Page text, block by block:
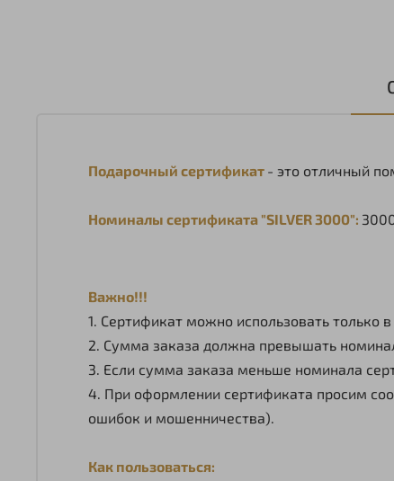
Подарочный сертификат - это отличный
Номиналы сертификата "SILVER 3000":
Важно!!!
1. Сертификат можно использовать только
2. Сумма заказа должна превышать
3. Если сумма заказа меньше номинала
4. При оформлении сертификата просим
ошибок и мошенничества).
Как пользоваться: